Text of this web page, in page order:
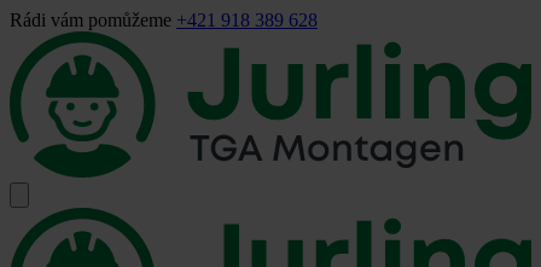
Rádi vám pomůžeme +421 918 389 628